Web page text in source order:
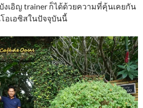
งเอิญ trainer ก็ได้ด้วยความที่คุ้นเคยกัน
อเอซิสในปัจจุบันนี้